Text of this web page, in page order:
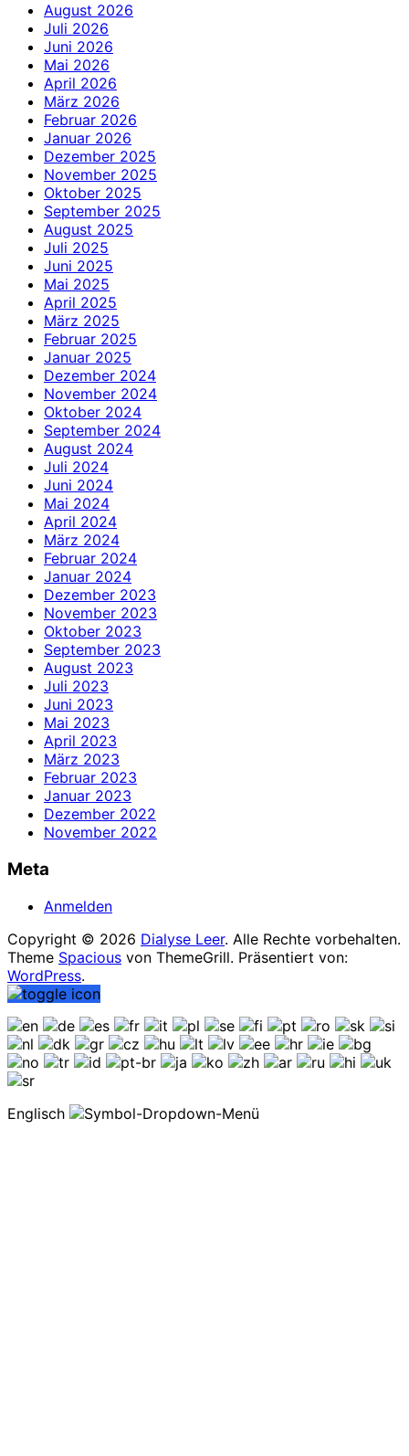
August 2026
Juli 2026
Juni 2026
Mai 2026
April 2026
März 2026
Februar 2026
Januar 2026
Dezember 2025
November 2025
Oktober 2025
September 2025
August 2025
Juli 2025
Juni 2025
Mai 2025
April 2025
März 2025
Februar 2025
Januar 2025
Dezember 2024
November 2024
Oktober 2024
September 2024
August 2024
Juli 2024
Juni 2024
Mai 2024
April 2024
März 2024
Februar 2024
Januar 2024
Dezember 2023
November 2023
Oktober 2023
September 2023
August 2023
Juli 2023
Juni 2023
Mai 2023
April 2023
März 2023
Februar 2023
Januar 2023
Dezember 2022
November 2022
Meta
Anmelden
Copyright © 2026 Dialyse Leer. Alle Rechte vorbehalten.
Theme Spacious von ThemeGrill. Präsentiert von:
WordPress.
Englisch